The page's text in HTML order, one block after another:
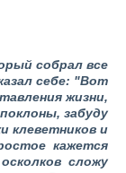
собрал все
себе: "Вот
жизни,
забуду
клеветников и
кажется
сложу